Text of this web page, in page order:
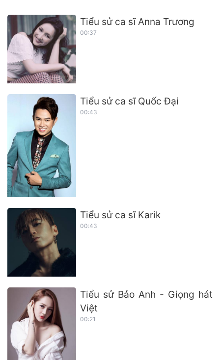
Tiểu sử ca sĩ Anna Trương
00:37
Tiểu sử ca sĩ Quốc Đại
00:43
Tiểu sử ca sĩ Karik
00:43
Tiểu sử Bảo Anh - Giọng hát
Việt
00:21